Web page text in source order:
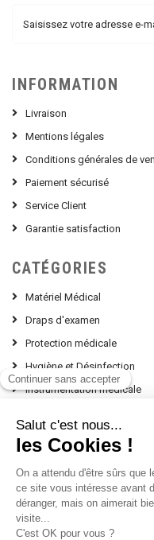
INFORMATION
Livraison
Mentions légales
Conditions générales de
Paiement sécurisé
Service Client
Garantie satisfaction
CATÉGORIES
Matériel Médical
Draps d'examen
Protection médicale
Hygiène et Désinfection
Instrumentation médicale
contact
151,
Le